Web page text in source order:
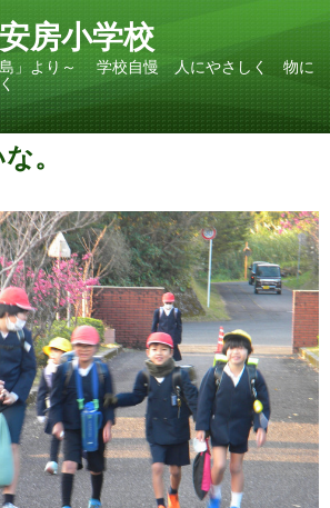
房小学校
島」より～ 学校自慢 人にやさしく 物に
く
。